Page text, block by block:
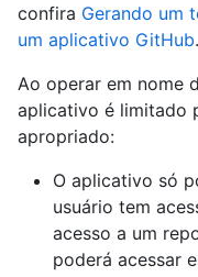
confira Gerando um
um aplicativo GitHub.
Ao operar em nome
aplicativo é limitado
apropriado:
O aplicativo só
usuário tem
acesso a um
poderá acessar